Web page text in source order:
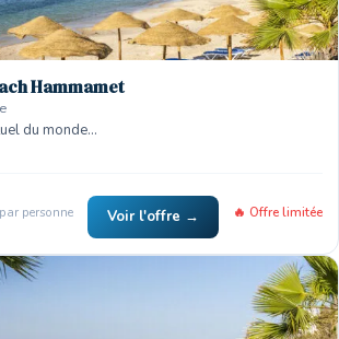
Hammamet
du monde…
par personne Voir l'offre → 🔥 Offre limitée